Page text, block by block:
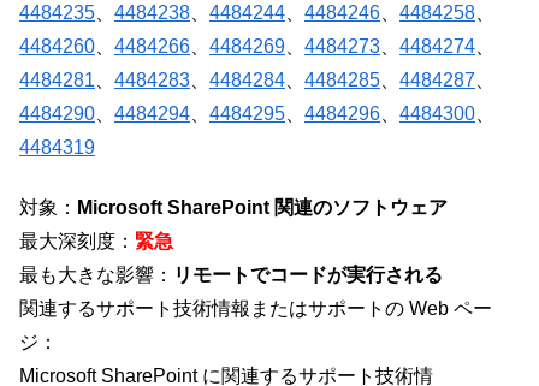
4484235
4484238 4484244 4484246 4484258
4484260
4484266 4484269 4484273 4484274
4484281
4484283 4484284 4484285 4484287
4484290
4484294 4484295 4484296 4484300
4484319
対象： Microsoft SharePoint 関連のソフトウェア
最大深刻度： 緊急
最も大きな影響： リモートでコードが実行される
関連するサポート技術情報またはサポートの Web ペー
ジ：
Microsoft SharePoint に関連するサポート技術情